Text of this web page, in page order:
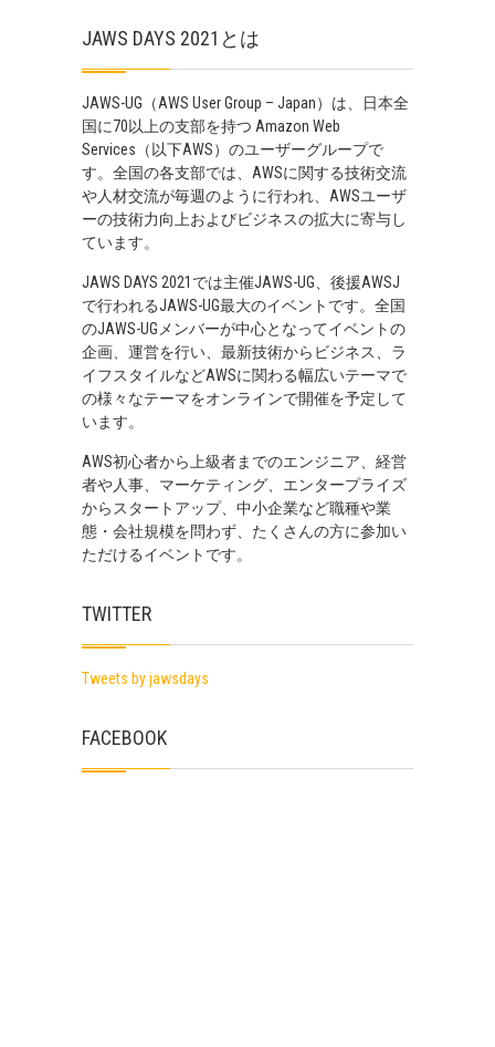
JAWS DAYS 2021とは
JAWS-UG（AWS User Group – Japan）は、日本全
国に70以上の支部を持つ Amazon Web
Services（以下AWS）のユーザーグループで
す。全国の各支部では、AWSに関する技術交流
や人材交流が毎週のように行われ、AWSユーザ
ーの技術力向上およびビジネスの拡大に寄与し
ています。
JAWS DAYS 2021では主催JAWS-UG、後援AWSJ
で行われるJAWS-UG最大のイベントです。全国
のJAWS-UGメンバーが中心となってイベントの
企画、運営を行い、最新技術からビジネス、ラ
イフスタイルなどAWSに関わる幅広いテーマで
の様々なテーマをオンラインで開催を予定して
います。
AWS初心者から上級者までのエンジニア、経営
者や人事、マーケティング、エンタープライズ
からスタートアップ、中小企業など職種や業
態・会社規模を問わず、たくさんの方に参加い
ただけるイベントです。
TWITTER
Tweets by jawsdays
FACEBOOK